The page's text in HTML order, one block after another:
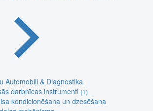
Automobiļi & Diagnostika
darbnīcas instrumenti (1)
kondicionēšana un dzesēšana